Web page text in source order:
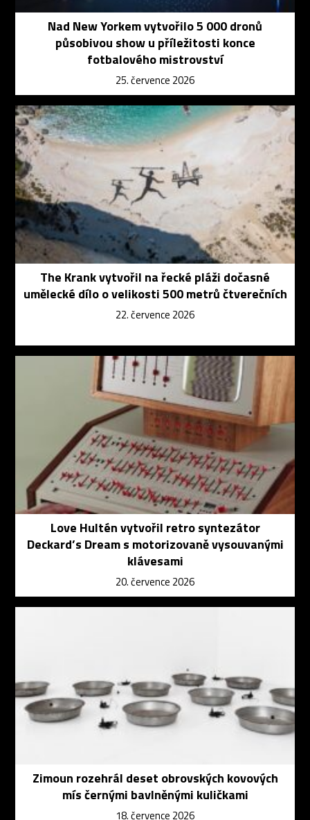
Nad New Yorkem vytvořilo 5 000 dronů
působivou show u příležitosti konce
fotbalového mistrovství
25. července 2026
The Krank vytvořil na řecké pláži dočasné
umělecké dílo o velikosti 500 metrů čtverečních
22. července 2026
Love Hultén vytvořil retro syntezátor
Deckard’s Dream s motorizovaně vysouvanými
klávesami
20. července 2026
Zimoun rozehrál deset obrovských kovových
mís černými bavlněnými kuličkami
18. července 2026